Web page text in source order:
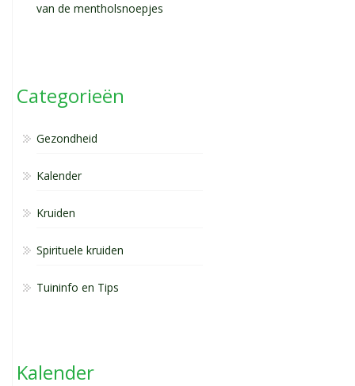
van de mentholsnoepjes
Categorieën
Gezondheid
Kalender
Kruiden
Spirituele kruiden
Tuininfo en Tips
Kalender